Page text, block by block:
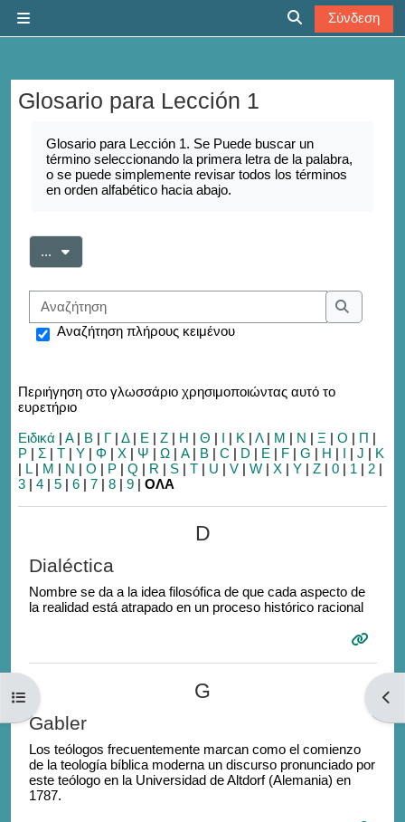
Εναλλαγή
Σύνδεση
Άνοιγμα ευρετηρίου μαθήματος
Glosario para Lección 1
Glosario para Lección 1. Se Puede buscar un
término seleccionando la primera letra de la palabra,
o se puede simplemente revisar todos los términos
en orden alfabético hacia abajo.
... Εξαγωγή καταχωρήσεων
Αναζήτηση
Αναζήτηση πλήρους κειμένου
Περιήγηση στο γλωσσάριο χρησιμοποιώντας αυτό το
ευρετήριο
Ειδικά | Α| Β | Γ | Δ| Ε | Ζ | Η | Θ | Ι | Κ | Λ| Μ | Ν | Ξ | Ο | Π |
Ρ | Σ | Τ | Υ | Φ | Χ | Ψ | Ω | A| B | C | D | E | F | G | H | I | J | K
| L| M | N | O | P | Q | R | S | T | U | V | W | X | Y | Z | 0 | 1 | 2 |
3 | 4 | 5 | 6 | 7 | 8 | 9 | ΟΛΑ
D
Dialéctica
Nombre se da a la idea filosófica de que cada aspecto de
la realidad está atrapado en un proceso histórico racional
G
Gabler
Los teólogos frecuentemente marcan como el comienzo
de la teología bíblica moderna un discurso pronunciado por
este teólogo en la Universidad de Altdorf (Alemania) en
1787.